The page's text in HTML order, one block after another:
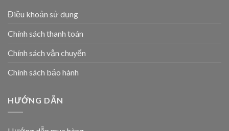
Điều khoản sử dụng
Chính sách thanh toán
Chính sách vận chuyển
Chính sách bảo hành
HƯỚNG DẪN